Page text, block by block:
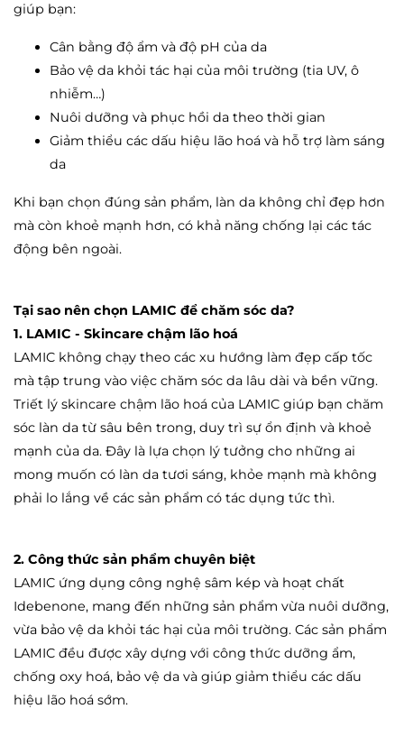
giúp bạn:
Cân bằng độ ẩm và độ pH của da
Bảo vệ da khỏi tác hại của môi trường (tia UV, ô
nhiễm…)
Nuôi dưỡng và phục hồi da theo thời gian
Giảm thiểu các dấu hiệu lão hoá và hỗ trợ làm sáng
da
Khi bạn chọn đúng sản phẩm, làn da không chỉ đẹp hơn
mà còn khoẻ mạnh hơn, có khả năng chống lại các tác
động bên ngoài.
Tại sao nên chọn LAMIC để chăm sóc da?
1. LAMIC - Skincare chậm lão hoá
LAMIC không chạy theo các xu hướng làm đẹp cấp tốc
mà tập trung vào việc chăm sóc da lâu dài và bền vững.
Triết lý skincare chậm lão hoá của LAMIC giúp bạn chăm
sóc làn da từ sâu bên trong, duy trì sự ổn định và khoẻ
mạnh của da. Đây là lựa chọn lý tưởng cho những ai
mong muốn có làn da tươi sáng, khỏe mạnh mà không
phải lo lắng về các sản phẩm có tác dụng tức thì.
2. Công thức sản phẩm chuyên biệt
LAMIC ứng dụng công nghệ sâm kép và hoạt chất
Idebenone, mang đến những sản phẩm vừa nuôi dưỡng,
vừa bảo vệ da khỏi tác hại của môi trường. Các sản phẩm
LAMIC đều được xây dựng với công thức dưỡng ẩm,
chống oxy hoá, bảo vệ da và giúp giảm thiểu các dấu
hiệu lão hoá sớm.